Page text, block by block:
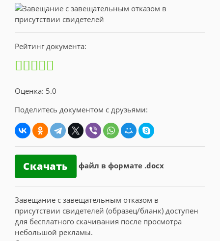
Рейтинг документа:
Оценка: 5.0
Поделитесь документом с друзьями:
Скачать файл в формате .docx
Завещание с завещательным отказом в
присутствии свидетелей (образец/бланк) доступен
для бесплатного скачивания после просмотра
небольшой рекламы.